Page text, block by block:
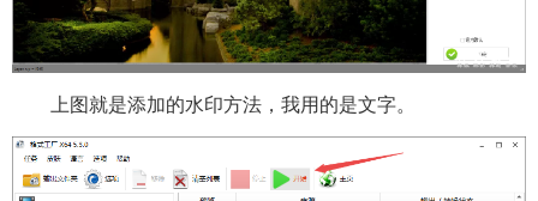
上图就是添加的水印方法，我用的是文字。